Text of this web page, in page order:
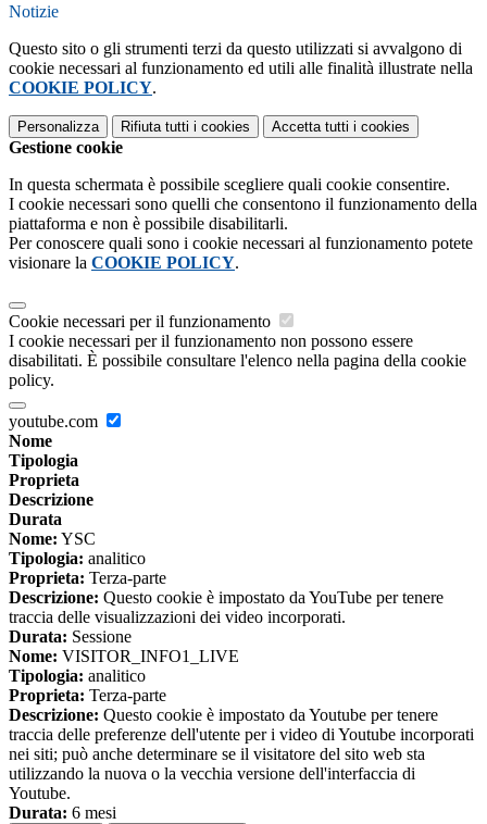
Notizie
Questo sito o gli strumenti terzi da questo utilizzati si avvalgono di
cookie necessari al funzionamento ed utili alle finalità illustrate nella
COOKIE POLICY.
Personalizza Rifiuta tutti i cookies Accetta tutti i cookies
Gestione cookie
In questa schermata è possibile scegliere quali cookie consentire.
I cookie necessari sono quelli che consentono il funzionamento della
piattaforma e non è possibile disabilitarli.
Per conoscere quali sono i cookie necessari al funzionamento potete
visionare la COOKIE POLICY.
Cookie necessari per il funzionamento
I cookie necessari per il funzionamento non possono essere
disabilitati. È possibile consultare l'elenco nella pagina della cookie
policy.
youtube.com
Nome
Tipologia
Proprieta
Descrizione
Durata
Nome: YSC
Tipologia: analitico
Proprieta: Terza-parte
Descrizione: Questo cookie è impostato da YouTube per tenere
traccia delle visualizzazioni dei video incorporati.
Durata: Sessione
Nome: VISITOR_INFO1_LIVE
Tipologia: analitico
Proprieta: Terza-parte
Descrizione: Questo cookie è impostato da Youtube per tenere
traccia delle preferenze dell'utente per i video di Youtube incorporati
nei siti; può anche determinare se il visitatore del sito web sta
utilizzando la nuova o la vecchia versione dell'interfaccia di
Youtube.
Durata: 6 mesi